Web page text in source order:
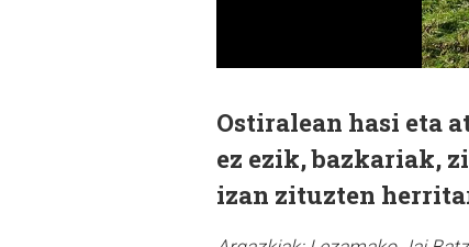
Ostiralean hasi eta
ez ezik, bazkariak,
izan zituzten